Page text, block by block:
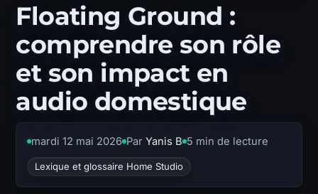
Floating Ground :
comprendre son rôle
et son impact en
audio domestique
mardi 12 mai 2026 Par Yanis B 5 min de lecture
Lexique et glossaire Home Studio